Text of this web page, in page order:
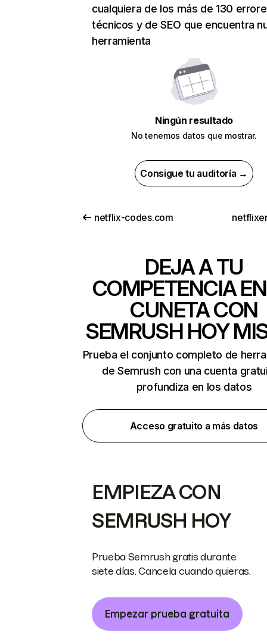
cualquiera de los más de 130
técnicos y de SEO que encuentra
herramienta
Ningún resultado
No tenemos datos que mostrar.
Consigue tu auditoría →
netflix-codes.com
DEJA A TU
COMPETENCIA
CUNETA CON
SEMRUSH HOY
Prueba el conjunto completo de
de Semrush con una cuenta
profundiza en los datos
Acceso gratuito a más datos
EMPIEZA CON
SEMRUSH HOY
Prueba Semrush gratis durante
siete días. Cancela cuando quieras.
Empezar prueba gratuita